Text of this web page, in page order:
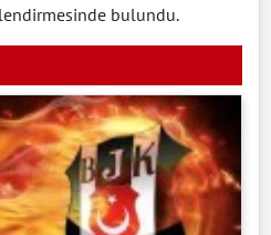
bulundu.